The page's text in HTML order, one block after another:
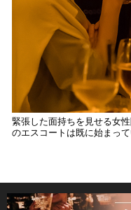
緊張した面持ちを見せる女
のエスコートは既に始まって